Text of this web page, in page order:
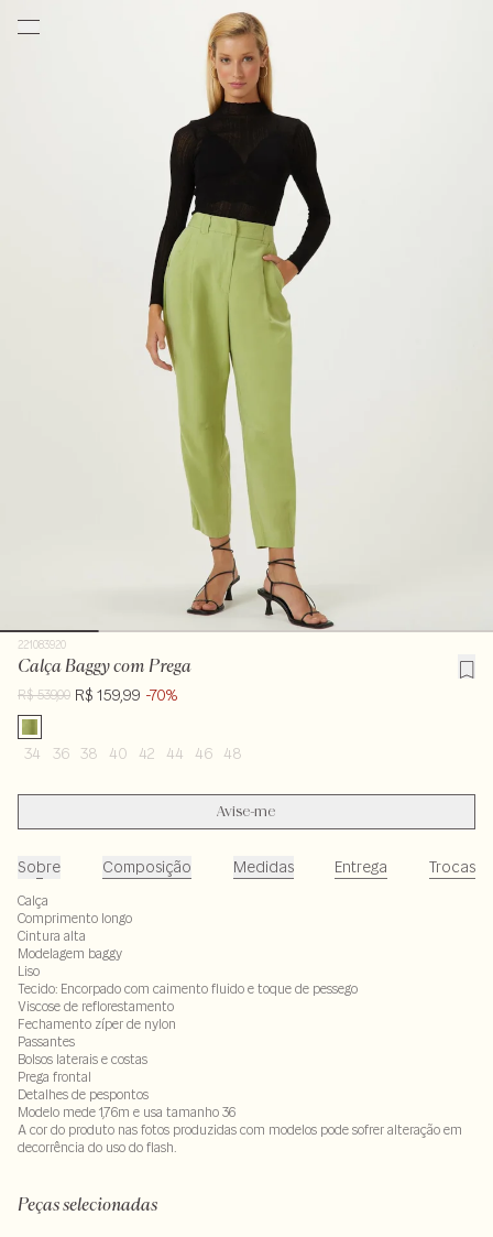
221083920
Calça Baggy com Prega
R$ 539,00 R$ 159,99 -70%
34 36 38 40 42 44 46 48
Avise-me
Sobre Composição Medidas Entrega Trocas
Calça
Comprimento longo
Cintura alta
Modelagem baggy
Liso
Tecido: Encorpado com caimento fluido e toque de pessego
Viscose de reflorestamento
Fechamento zíper de nylon
Passantes
Bolsos laterais e costas
Prega frontal
Detalhes de pespontos
Modelo mede 1,76m e usa tamanho 36
A cor do produto nas fotos produzidas com modelos pode sofrer alteração em
decorrência do uso do flash.
Peças selecionadas